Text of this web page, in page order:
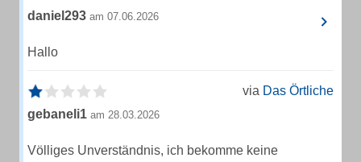
daniel293 am 07.06.2026
Hallo
via Das Örtliche
gebaneli1 am 28.03.2026
Völliges Unverständnis, ich bekomme keine